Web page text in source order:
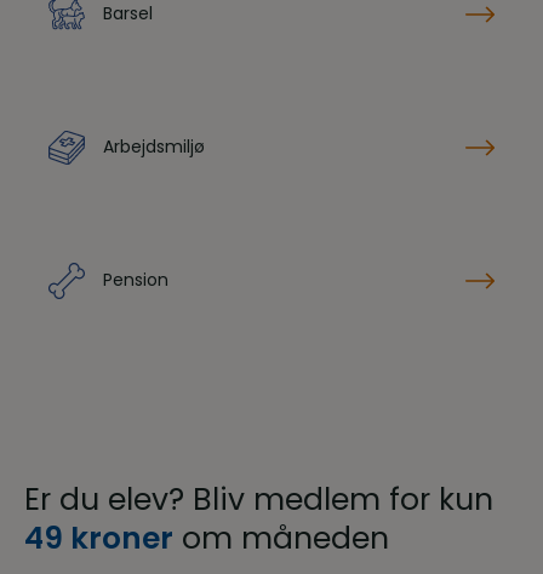
Barsel
Arbejdsmiljø
Pension
Er du elev? Bliv medlem for kun
49 kroner om måneden